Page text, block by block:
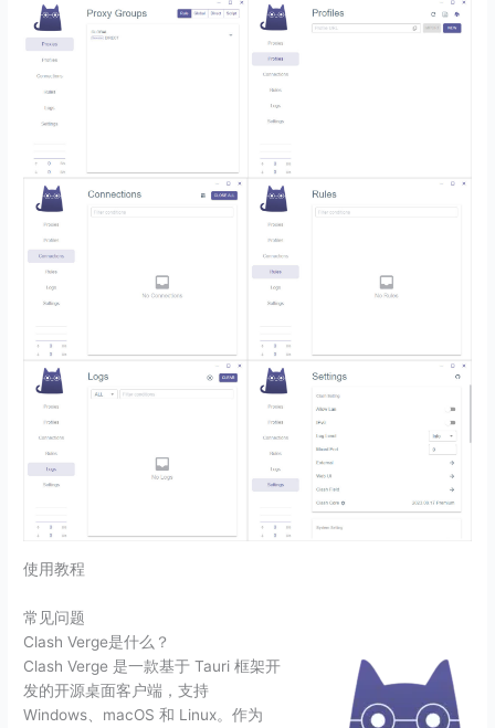
使用教程
常见问题
Clash Verge是什么？
Clash Verge 是一款基于 Tauri 框架开
发的开源桌面客户端，支持
Windows、macOS 和 Linux。作为